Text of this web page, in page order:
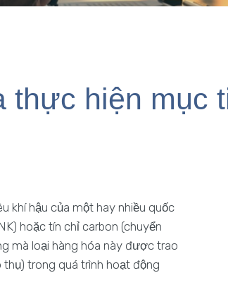
hiện mục
khí hậu của một hay nhiều quốc
hoặc tín chỉ carbon (chuyển
mà loại hàng hóa này được trao
trong quá trình hoạt động